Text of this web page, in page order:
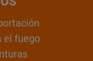
el fuego